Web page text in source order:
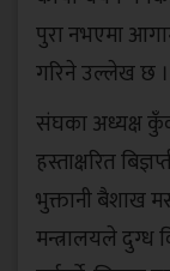
पुरा नभएमा
गरिने उल्लेख छ ।
संघका अध्यक्ष
हस्ताक्षरित
भुक्तानी बैशाख
मन्त्रालयले दुग्ध